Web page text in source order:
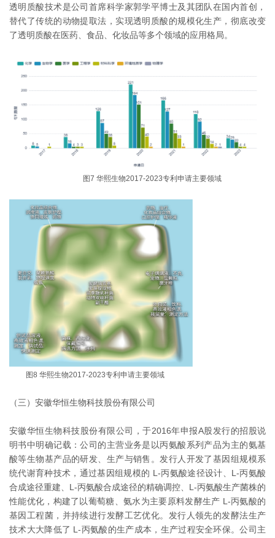
透明质酸技术是公司首席科学家郭学平博士及其团队在国内首创，
替代了传统的动物提取法，实现透明质酸的规模化生产，彻底改变
了透明质酸在医药、食品、化妆品等多个领域的应用格局。
图7 华熙生物2017-2023专利申请主要领域
图8 华熙生物2017-2023专利申请主要领域
（三）安徽华恒生物科技股份有限公司
安徽华恒生物科技股份有限公司，于2016年申报A股发行的招股说
明书中明确记载：公司的主营业务是以丙氨酸系列产品为主的氨基
酸等生物基产品的研发、生产与销售。发行人开发了基因组规模系
统代谢育种技术，通过基因组规模的 L-丙氨酸途径设计、L-丙氨酸
合成途径重建、L-丙氨酸合成途径的精确调控、L-丙氨酸生产菌株的
性能优化，构建了以葡萄糖、氨水为主要原料发酵生产 L-丙氨酸的
基因工程菌，并持续进行发酵工艺优化。发行人领先的发酵法生产
技术大大降低了 L-丙氨酸的生产成本，生产过程安全环保。公司主